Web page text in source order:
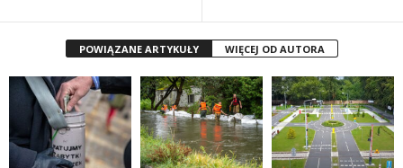
POWIĄZANE ARTYKUŁY WIĘCEJ OD AUTORA